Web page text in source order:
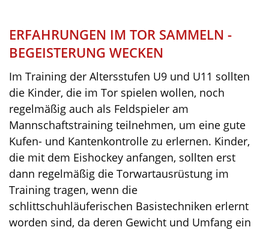
ERFAHRUNGEN IM TOR SAMMELN -
BEGEISTERUNG WECKEN
Im Training der Altersstufen U9 und U11 sollten
die Kinder, die im Tor spielen wollen, noch
regelmäßig auch als Feldspieler am
Mannschaftstraining teilnehmen, um eine gute
Kufen- und Kantenkontrolle zu erlernen. Kinder,
die mit dem Eishockey anfangen, sollten erst
dann regelmäßig die Torwartausrüstung im
Training tragen, wenn die
schlittschuhläuferischen Basistechniken erlernt
worden sind, da deren Gewicht und Umfang ein